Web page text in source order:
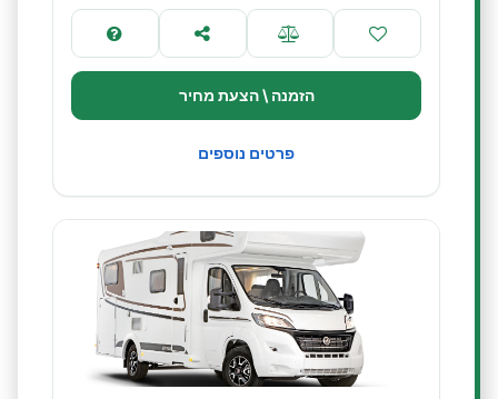
הזמנה \ הצעת מחיר
פרטים נוספים